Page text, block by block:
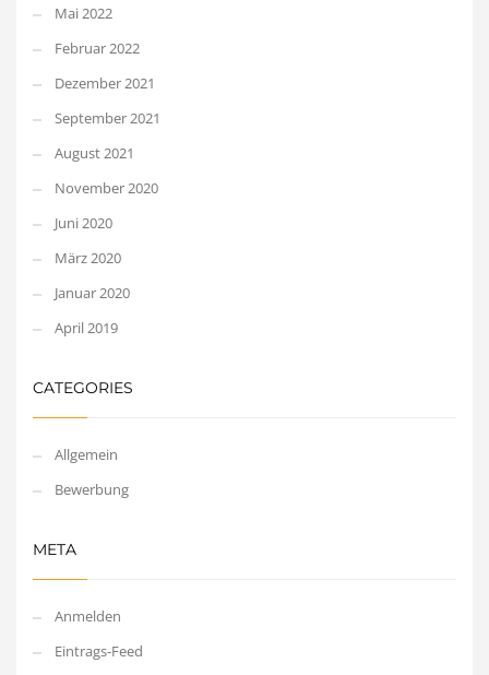
Mai 2022
Februar 2022
Dezember 2021
September 2021
August 2021
November 2020
Juni 2020
März 2020
Januar 2020
April 2019
CATEGORIES
Allgemein
Bewerbung
META
Anmelden
Eintrags-Feed